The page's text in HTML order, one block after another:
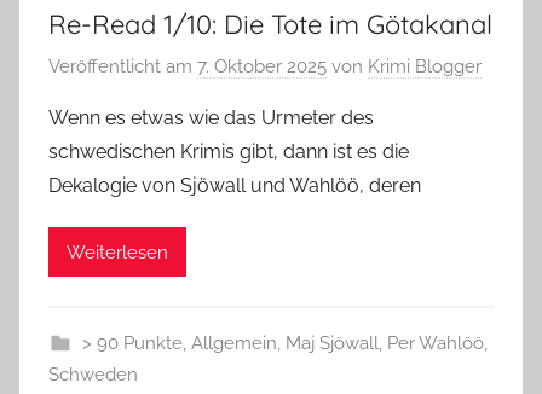
Re-Read 1/10: Die Tote im Götakanal
Veröffentlicht am 7. Oktober 2025 von Krimi Blogger
Wenn es etwas wie das Urmeter des
schwedischen Krimis gibt, dann ist es die
Dekalogie von Sjöwall und Wahlöö, deren
Weiterlesen
> 90 Punkte, Allgemein, Maj Sjöwall, Per Wahlöö,
Schweden